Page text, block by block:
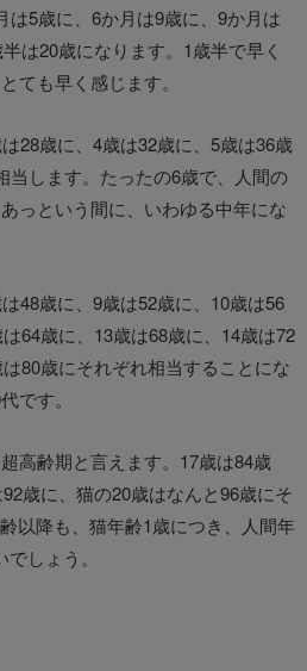
は5歳に、6か月は9歳に、9か月は
は20歳になります。1歳半で早く
ても早く感じます。
28歳に、4歳は32歳に、5歳は36歳
当します。たったの6歳で、人間の
っという間に、いわゆる中年にな
48歳に、9歳は52歳に、10歳は56
64歳に、13歳は68歳に、14歳は72
80歳にそれぞれ相当することにな
です。
高齢期と言えます。17歳は84歳
歳に、猫の20歳はなんと96歳にそ
以降も、猫年齢1歳につき、人間年
しょう。